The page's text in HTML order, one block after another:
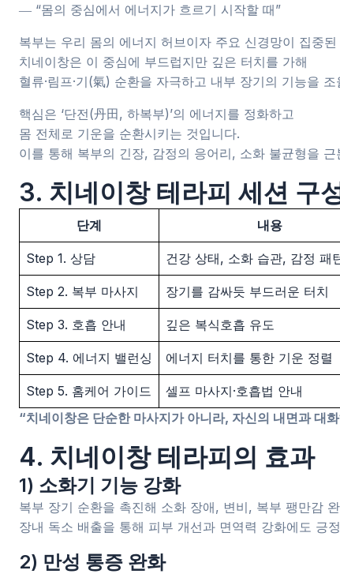
― “몸의 중심에서 에너지가 흐르기 시작할 때”
복부는 우리 몸의 에너지 허브이자 주요 신경망이 집중된
치네이창은 이 중심에 부드럽지만 깊은 터치를 가해
혈류·림프·기(氣) 순환을 자극하고 내부 장기의 기능을 조
핵심은 ‘단전(丹田, 하복부)’의 에너지를 정화하고
몸 전체로 기운을 순환시키는 것입니다.
이를 통해 복부의 긴장, 감정의 응어리, 소화 불균형을 근
3. 치네이창 테라피 세션 구
단계 내용
Step 1. 상담 건강 상태, 소화 습관, 감정 패
Step 2. 복부 마사지 장기를 감싸듯 부드러운 터치
Step 3. 호흡 안내 깊은 복식호흡 유도
Step 4. 에너지 밸런싱 에너지 터치를 통한 기운 정렬
Step 5. 홈케어 가이드 셀프 마사지·호흡법 안내
“치네이창은 단순한 마사지가 아니라, 자신의 내면과 대
4. 치네이창 테라피의 효과
1) 소화기 기능 강화
복부 장기 순환을 촉진해 소화 장애, 변비, 복부 팽만감
장내 독소 배출을 통해 피부 개선과 면역력 강화에도 긍
2) 만성 통증 완화